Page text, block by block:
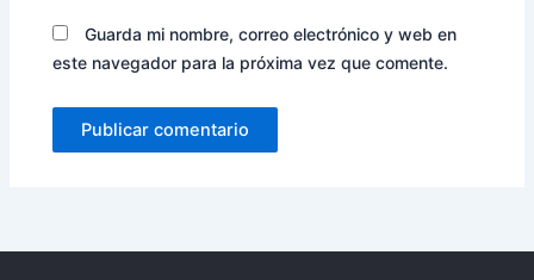
Guarda mi nombre, correo electrónico y web en
este navegador para la próxima vez que comente.